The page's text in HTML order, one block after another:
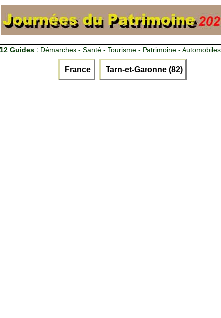
12 Guides : Démarches - Santé - Tourisme - Patrimoine - Automobiles
France Tarn-et-Garonne (82)